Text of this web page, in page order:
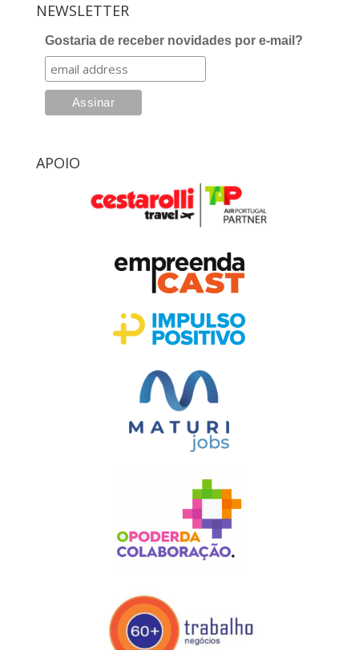
NEWSLETTER
Gostaria de receber novidades por e-mail?
APOIO